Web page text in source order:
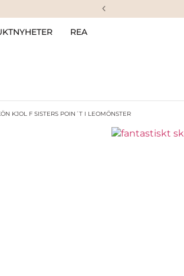
REA
KJOL F SISTERS POIN´T I LEOMÖNSTER